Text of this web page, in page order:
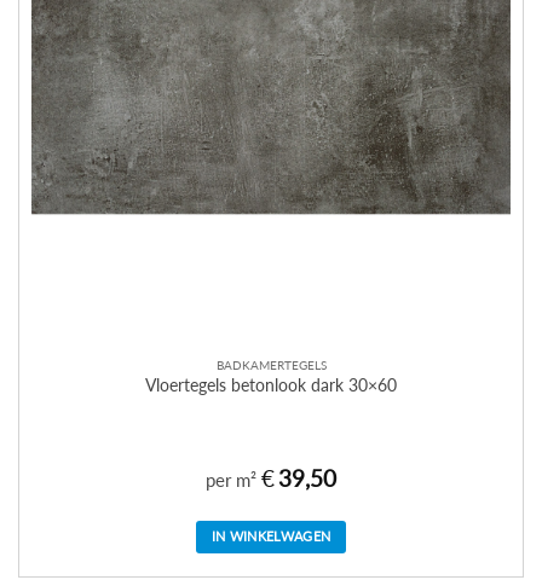
BADKAMERTEGELS
Vloertegels betonlook dark 30×60
per m² €39,50
IN WINKELWAGEN